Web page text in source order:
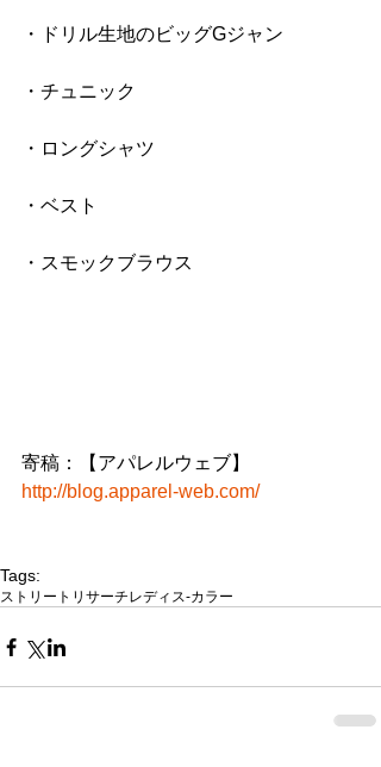
・ドリル生地のビッグGジャン
・チュニック
・ロングシャツ
・ベスト
・スモックブラウス
寄稿：【アパレルウェブ】
http://blog.apparel-web.com/
Tags:
ストリートリサーチレディス-カラー